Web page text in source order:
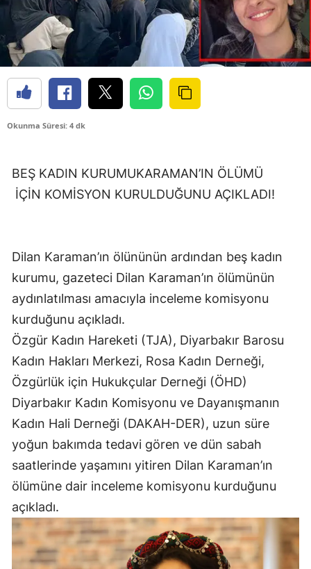
Okunma Süresi: 4 dk
BEŞ KADIN KURUMUKARAMAN’IN ÖLÜMÜ
İÇİN KOMİSYON KURULDUĞUNU AÇIKLADI!
Dilan Karaman’ın ölününün ardından beş kadın
kurumu, gazeteci Dilan Karaman’ın ölümünün
aydınlatılması amacıyla inceleme komisyonu
kurduğunu açıkladı.
Özgür Kadın Hareketi (TJA), Diyarbakır Barosu
Kadın Hakları Merkezi, Rosa Kadın Derneği,
Özgürlük için Hukukçular Derneği (ÖHD)
Diyarbakır Kadın Komisyonu ve Dayanışmanın
Kadın Hali Derneği (DAKAH-DER), uzun süre
yoğun bakımda tedavi gören ve dün sabah
saatlerinde yaşamını yitiren Dilan Karaman’ın
ölümüne dair inceleme komisyonu kurduğunu
açıkladı.